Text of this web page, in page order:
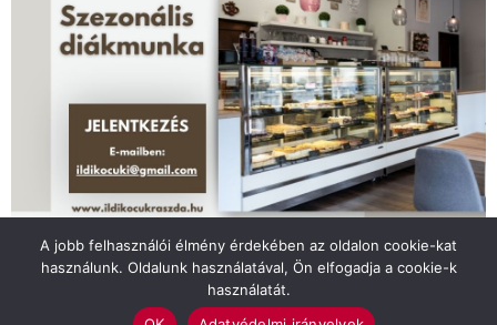
A jobb felhasználói élmény érdekében az oldalon cookie-kat
használunk. Oldalunk használatával, Ön elfogadja a cookie-k
használatát.